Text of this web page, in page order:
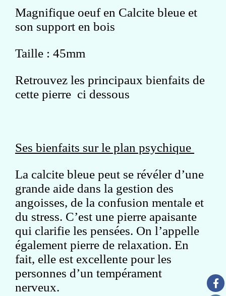
Magnifique oeuf en Calcite bleue et
son support en bois
Taille : 45mm
Retrouvez les principaux bienfaits de
cette pierre ci dessous
Ses bienfaits sur le plan psychique
La calcite bleue peut se révéler d’une
grande aide dans la gestion des
angoisses, de la confusion mentale et
du stress. C’est une pierre apaisante
qui clarifie les pensées. On l’appelle
également pierre de relaxation. En
fait, elle est excellente pour les
personnes d’un tempérament
nerveux.